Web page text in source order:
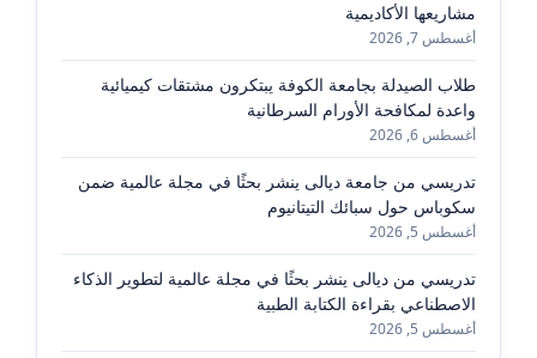
مشاريعها الأكاديمية
أغسطس 7, 2026
طلاب الصيدلة بجامعة الكوفة يبتكرون مشتقات كيميائية
واعدة لمكافحة الأورام السرطانية
أغسطس 6, 2026
تدريسي من جامعة ديالى ينشر بحثًا في مجلة عالمية ضمن
سكوباس حول سبائك التيتانيوم
أغسطس 5, 2026
تدريسي من ديالى ينشر بحثًا في مجلة عالمية لتطوير الذكاء
الاصطناعي بقراءة الكتابة الطبية
أغسطس 5, 2026